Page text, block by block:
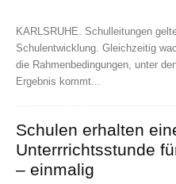
KARLSRUHE. Schulleitungen
Schulentwicklung. Gleichzeitig
die Rahmenbedingungen, unter
Ergebnis kommt...
Schulen erhalten
Unterrrichtsstunde
– einmalig